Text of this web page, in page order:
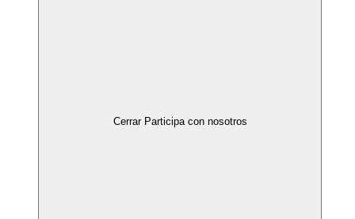
Cerrar Participa con nosotros